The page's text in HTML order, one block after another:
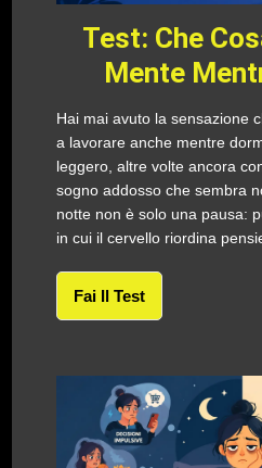
Test: Che
Mente
Hai mai avuto la sensazione
a lavorare anche mentre
leggero, altre volte ancora
sogno addosso che sembra
notte non è solo una pausa:
in cui il cervello riordina
Fai Il Test